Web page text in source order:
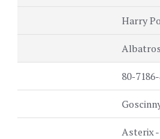
Harry
Albatros
80-
Asterix -